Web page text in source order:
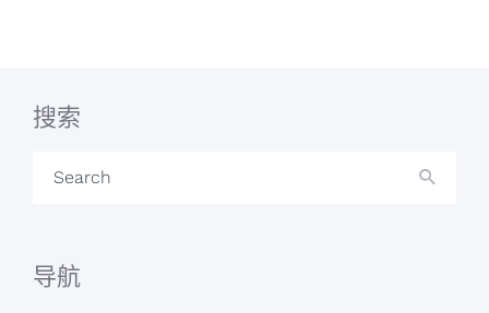
搜索
Search
导航